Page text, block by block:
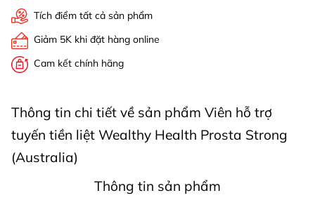
Tích điểm tất cả sản phẩm
Giảm 5K khi đặt hàng online
Cam kết chính hãng
Thông tin chi tiết về sản phẩm Viên hỗ trợ
tuyến tiền liệt Wealthy Health Prosta Strong
(Australia)
Thông tin sản phẩm